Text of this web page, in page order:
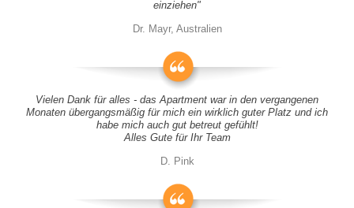
einziehen"
Dr. Mayr, Australien
Vielen Dank für alles - das Apartment war in den vergangenen
Monaten übergangsmäßig für mich ein wirklich guter Platz und ich
habe mich auch gut betreut gefühlt!
Alles Gute für Ihr Team
D. Pink